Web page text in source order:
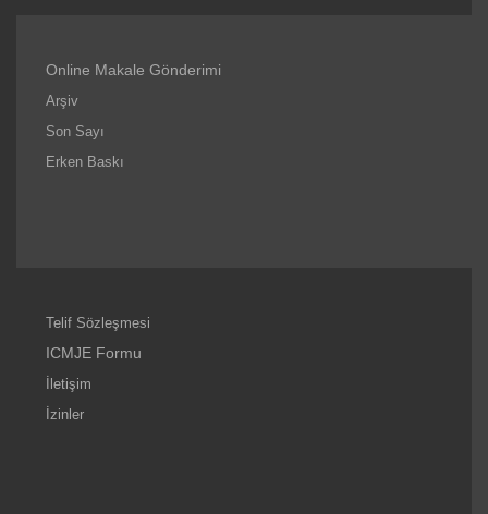
Online Makale Gönderimi
Arşiv
Son Sayı
Erken Baskı
Telif Sözleşmesi
ICMJE Formu
İletişim
İzinler